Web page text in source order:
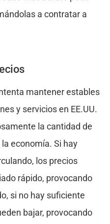
a contratar a
mantener estables
y servicios en EE.UU.
la cantidad de
economía. Si hay
los precios
rápido, provocando
si no hay suficiente
bajar, provocando